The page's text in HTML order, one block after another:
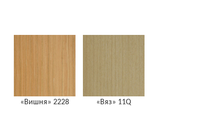
«Вишня» 2228 «Вяз» 11Q